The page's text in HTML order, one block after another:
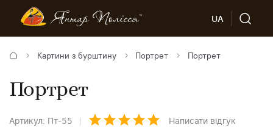
UA
Картини з бурштину Портрет Портрет
Портрет
Артикул: Пт-55 Написати відгук